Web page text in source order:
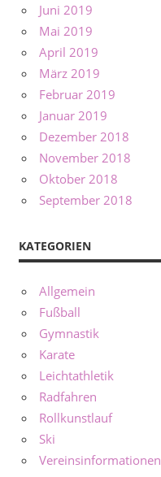
Juni 2019
Mai 2019
April 2019
März 2019
Februar 2019
Januar 2019
Dezember 2018
November 2018
Oktober 2018
September 2018
KATEGORIEN
Allgemein
Fußball
Gymnastik
Karate
Leichtathletik
Radfahren
Rollkunstlauf
Ski
Vereinsinformationen